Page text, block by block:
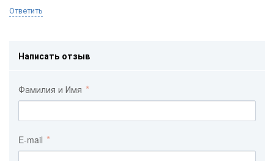
Ответить
Написать отзыв
Фамилия и Имя
E-mail